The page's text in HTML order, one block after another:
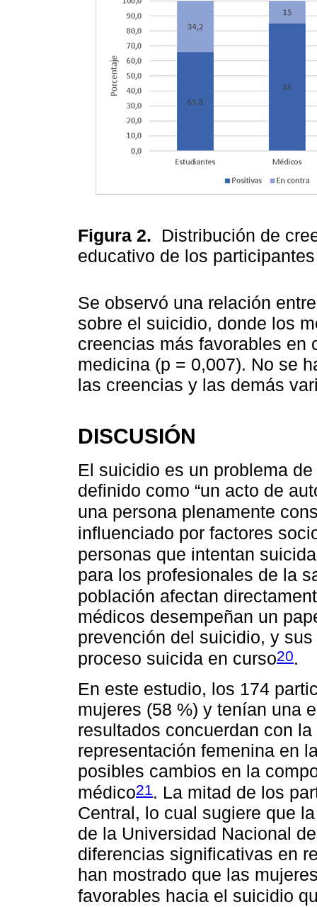
Figura 2. Distribución de
educativo de los
Se observó una relación
sobre el suicidio, donde los
creencias más favorables en
medicina (p = 0,007). No se
las creencias y las demás
DISCUSIÓN
El suicidio es un problema
definido como “un acto de
una persona plenamente
influenciado por factores
personas que intentan
para los profesionales de la
población afectan
médicos desempeñan un
prevención del suicidio, y
proceso suicida en curso20.
En este estudio, los 174
mujeres (58 %) y tenían una
resultados concuerdan con
representación femenina en
posibles cambios en la
médico21. La mitad de los
Central, lo cual sugiere que
de la Universidad Nacional
diferencias significativas en
han mostrado que las
favorables hacia el suicidio